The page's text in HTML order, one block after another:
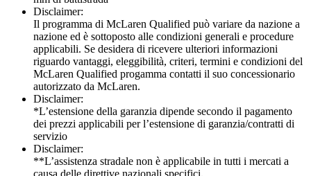
Disclaimer:
Il programma di McLaren Qualified può variare da nazione a
nazione ed è sottoposto alle condizioni generali e procedure
applicabili. Se desidera di ricevere ulteriori informazioni
riguardo vantaggi, eleggibilità, criteri, termini e condizioni del
McLaren Qualified progamma contatti il suo concessionario
autorizzato da McLaren.
Disclaimer:
*L’estensione della garanzia dipende secondo il pagamento
dei prezzi applicabili per l’estensione di garanzia/contratti di
servizio
Disclaimer:
**L’assistenza stradale non è applicabile in tutti i mercati a
causa delle direttive nazionali specifici.